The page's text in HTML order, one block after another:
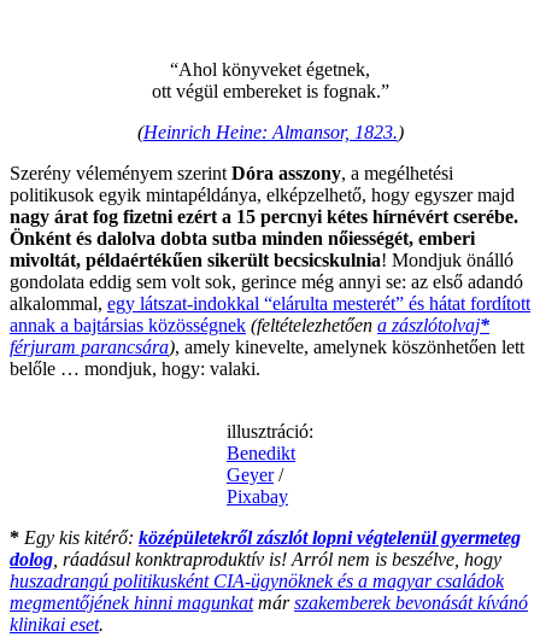
“Ahol könyveket égetnek,
ott végül embereket is fognak.”
(Heinrich Heine: Almansor, 1823.)
Szerény véleményem szerint Dóra asszony, a megélhetési
politikusok egyik mintapéldánya, elképzelhető, hogy egyszer majd
nagy árat fog fizetni ezért a 15 percnyi kétes hírnévért cserébe.
Önként és dalolva dobta sutba minden nőiességét, emberi
mivoltát, példaértékűen sikerült becsicskulnia! Mondjuk önálló
gondolata eddig sem volt sok, gerince még annyi se: az első adandó
alkalommal, egy látszat-indokkal “elárulta mesterét” és hátat fordított
annak a bajtársias közösségnek (feltételezhetően a zászlótolvaj*
férjuram parancsára), amely kinevelte, amelynek köszönhetően lett
belőle … mondjuk, hogy: valaki.
illusztráció:
Benedikt
Geyer/
Pixabay
* Egy kis kitérő: középületekről zászlót lopni végtelenül gyermeteg
dolog , ráadásul konktraproduktív is! Arról nem is beszélve, hogy
huszadrangú politikusként CIA-ügynöknek és a magyar családok
megmentőjének hinni magunkatmárszakemberek bevonását kívánó
klinikai eset.